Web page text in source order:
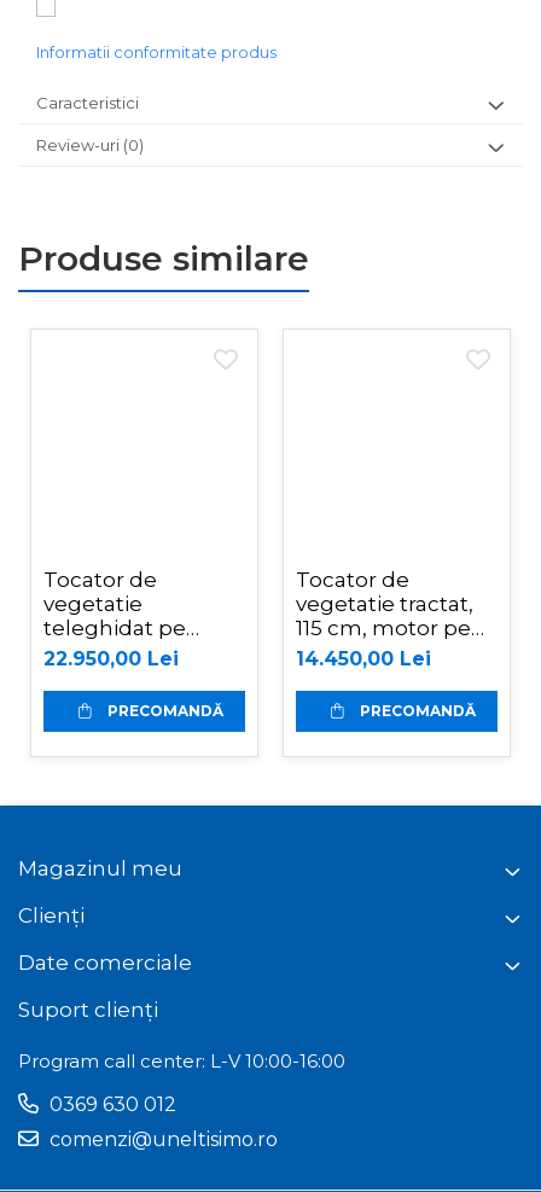
Informatii conformitate produs
Caracteristici
Review-uri (0)
Produse similare
Tocator de
vegetatie
teleghidat pe
senile hibrid,
benzina, 120 cm,
motor Loncin 18
cp, 150 m,
22.950,00 Lei
PRECOMANDĂ
Tocator de
vegetatie tractat,
115 cm, motor pe
benzina de 15 CP,
Jansen AT-120
14.450,00 Lei
PRECOMANDĂ
Magazinul meu
Clienți
Date comerciale
Suport clienți
Program call center: L-V 10:00-16:00
0369 630 012
comenzi@uneltisimo.ro